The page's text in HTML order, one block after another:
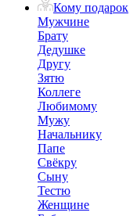
Кому подарок
Мужчине
Брату
Дедушке
Другу
Зятю
Коллеге
Любимому
Мужу
Начальнику
Папе
Свёкру
Сыну
Тестю
Женщине